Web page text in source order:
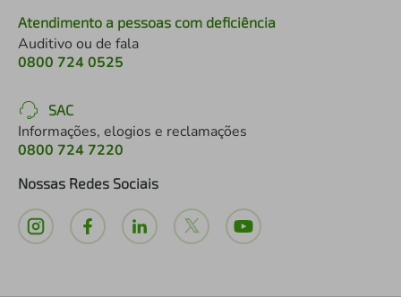
Atendimento a pessoas com deficiência
Auditivo ou de fala
0800 724 0525
SAC
Informações, elogios e reclamações
0800 724 7220
Nossas Redes Sociais